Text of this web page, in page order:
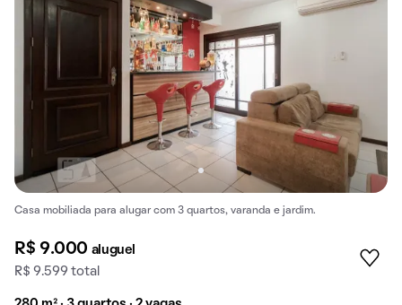
Casa mobiliada para alugar com 3 quartos, varanda e jardim.
R$ 9.000 aluguel
R$ 9.599 total